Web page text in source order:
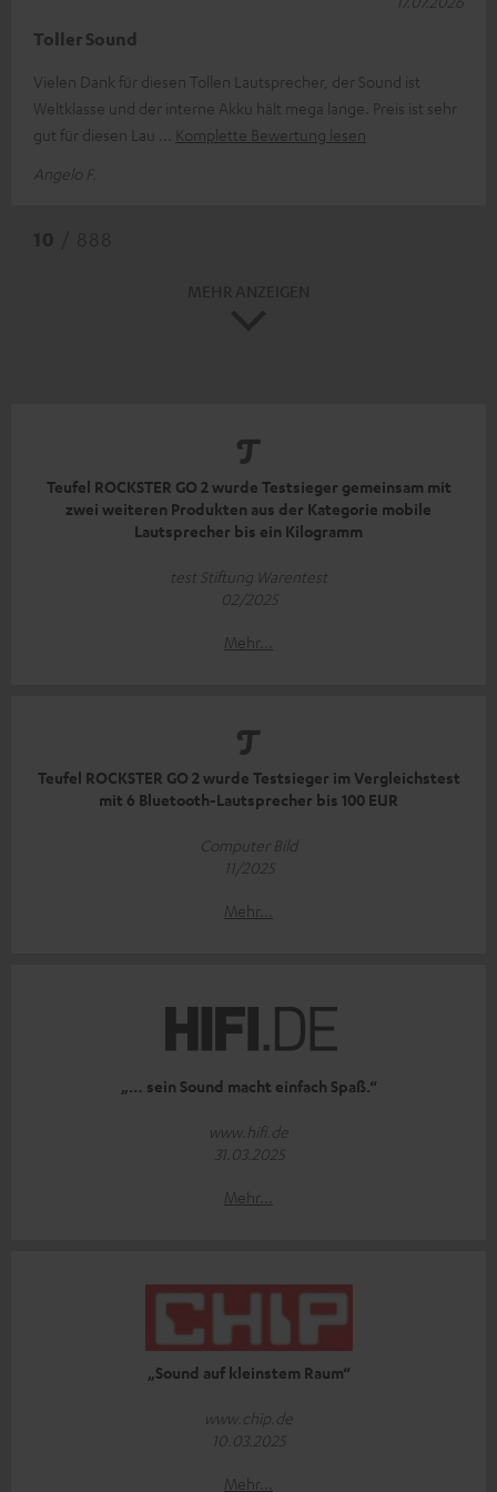
Toller Sound
Vielen Dank für diesen Tollen Lautsprecher, der Sound ist
Weltklasse und der interne Akku hält mega lange. Preis ist sehr
gut für diesen Lau
Komplette Bewertung lesen
Angelo F.
Teufel ROCKSTER GO 2 wurde Testsieger gemeinsam mit
zwei weiteren Produkten aus der Kategorie mobile
Lautsprecher bis ein Kilogramm
test Stiftung Warentest
02/2025
Mehr...
Teufel ROCKSTER GO 2 wurde Testsieger im Vergleichstest
mit 6 Bluetooth-Lautsprecher bis 100 EUR
Computer Bild
11/2025
Mehr...
„… sein Sound macht einfach Spaß.“
www.hifi.de
31.03.2025
Mehr...
„Sound auf kleinstem Raum“
www.chip.de
10.03.2025
Mehr...